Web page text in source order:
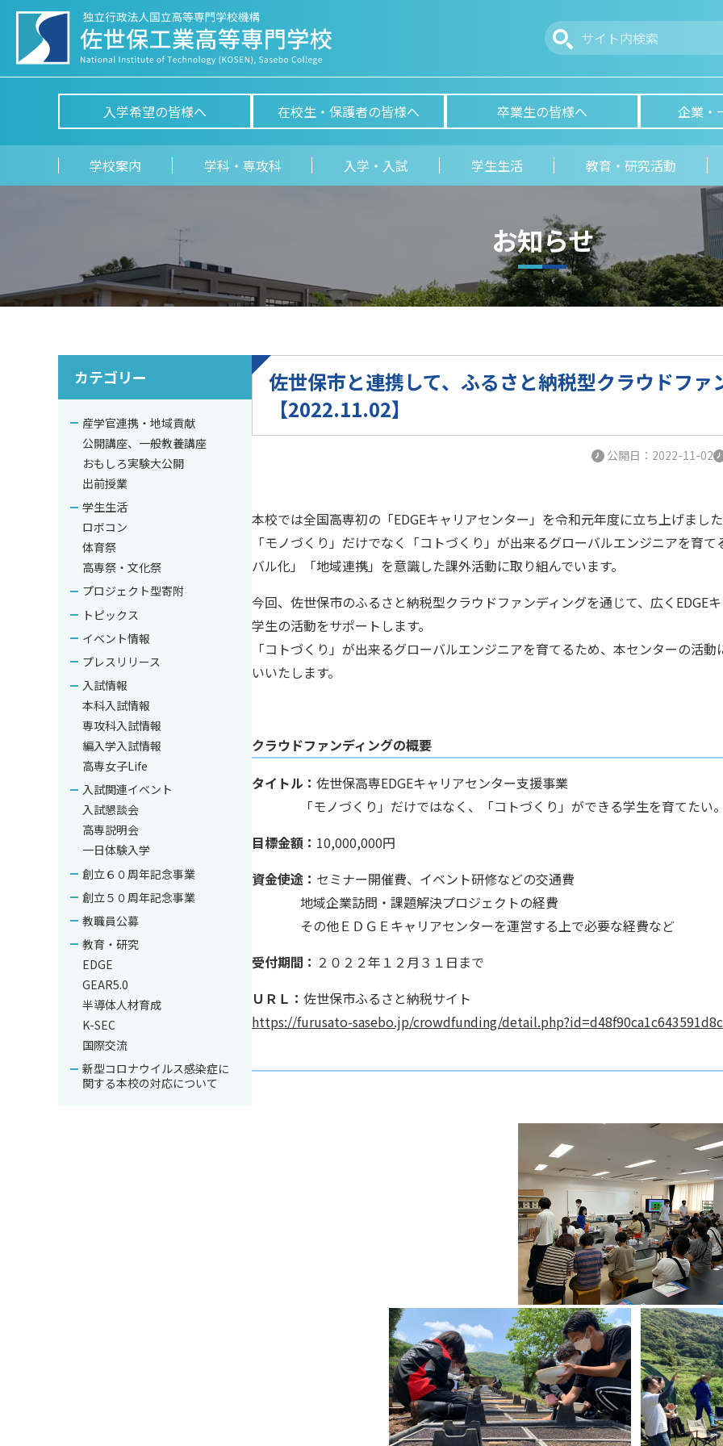
入学希望の皆様へ 在校生・保護者の皆様へ 卒業生の皆様へ 企業・
学校案内 学科・専攻科 入学・入試 学生生活 教育・研究活動
お知らせ
佐世保市と連携して、ふるさと納税型クラウドファ
【2022.11.02】
公開日：2022-11-02
本校では全国高専初の「EDGEキャリアセンター」を令和元年度に立ち上げました
「モノづくり」だけでなく「コトづくり」が出来るグローバルエンジニアを育
バル化」「地域連携」を意識した課外活動に取り組んでいます。
今回、佐世保市のふるさと納税型クラウドファンディングを通じて、広くEDGE
学生の活動をサポートします。
「コトづくり」が出来るグローバルエンジニアを育てるため、本センターの活
いいたします。
クラウドファンディングの概要
タイトル： 佐世保高専EDGEキャリアセンター支援事業
「モノづくり」だけではなく、「コトづくり」ができる学生を育てたい。
目標金額： 10,000,000円
資金使途： セミナー開催費、イベント研修などの交通費
地域企業訪問・課題解決プロジェクトの経費
その他ＥＤＧＥキャリアセンターを運営する上で必要な経費など
受付期間： ２０２２年１２月３１日まで
ＵＲＬ： 佐世保市ふるさと納税サイト
https://furusato-sasebo.jp/crowdfunding/
カテゴリー
産学官連携・地域貢献
公開講座、一般教養講座
おもしろ実験大公開
出前授業
学生生活
ロボコン
体育祭
高専祭・文化祭
プロジェクト型寄附
トピックス
イベント情報
プレスリリース
入試情報
本科入試情報
専攻科入試情報
編入学入試情報
高専女子Life
入試関連イベント
入試懇談会
高専説明会
一日体験入学
創立６０周年記念事業
創立５０周年記念事業
教職員公募
教育・研究
EDGE
GEAR5.0
半導体人材育成
K-SEC
国際交流
新型コロナウイルス感染症に
関する本校の対応について